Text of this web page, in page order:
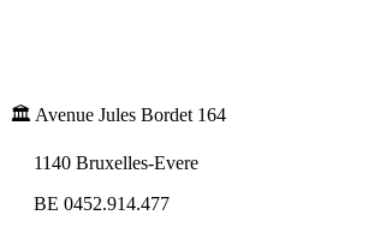
🏛️ Avenue Jules Bordet 164
1140 Bruxelles-Evere
BE 0452.914.477